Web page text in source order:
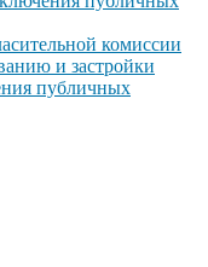
комиссии
и застройки
публичных